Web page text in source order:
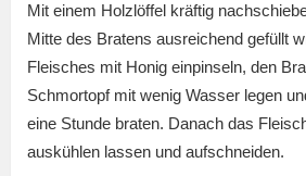
Mit einem Holzlöffel kräftig
Mitte des Bratens ausreichend gefüllt
Fleisches mit Honig einpinseln, den
Schmortopf mit wenig Wasser legen
eine Stunde braten. Danach das
auskühlen lassen und aufschneiden.